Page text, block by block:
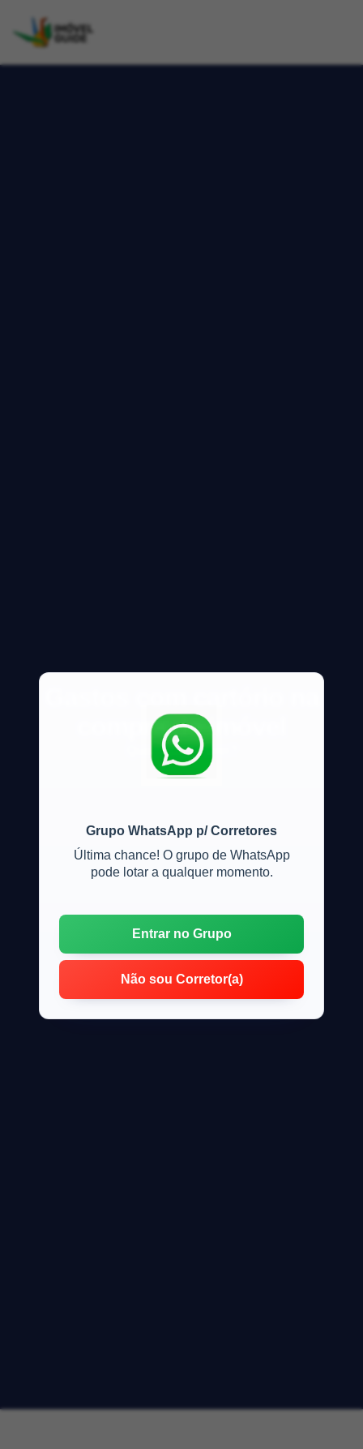
Grupo WhatsApp p/ Corretores
Última chance! O grupo de WhatsApp
pode lotar a qualquer momento.
Entrar no Grupo
Não sou Corretor(a)
compra de imóvel
Quais gastos terei?